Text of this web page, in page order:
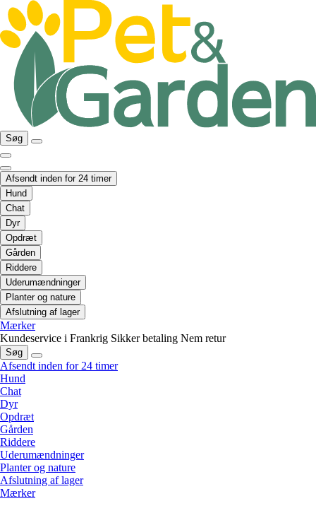
Søg
Afsendt inden for 24 timer
Hund
Chat
Dyr
Opdræt
Gården
Riddere
Uderumændninger
Planter og nature
Afslutning af lager
Mærker
Kundeservice i Frankrig Sikker betaling Nem retur
Søg
Afsendt inden for 24 timer
Hund
Chat
Dyr
Opdræt
Gården
Riddere
Uderumændninger
Planter og nature
Afslutning af lager
Mærker